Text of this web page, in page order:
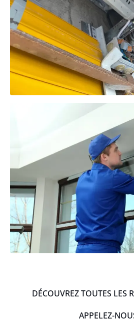
DÉCOUVREZ TOUTES LES
APPELEZ-